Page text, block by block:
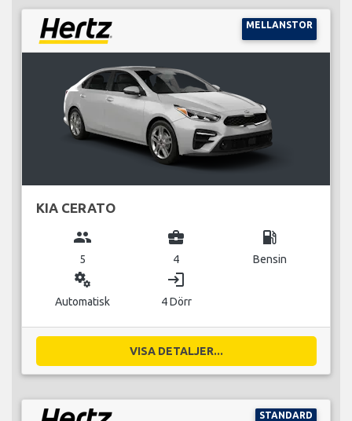
MELLANSTOR
KIA CERATO
group
5
business_center
4
local_gas_station
Bensin
miscellaneous_services
Automatisk
login
4 Dörr
VISA DETALJER...
STANDARD